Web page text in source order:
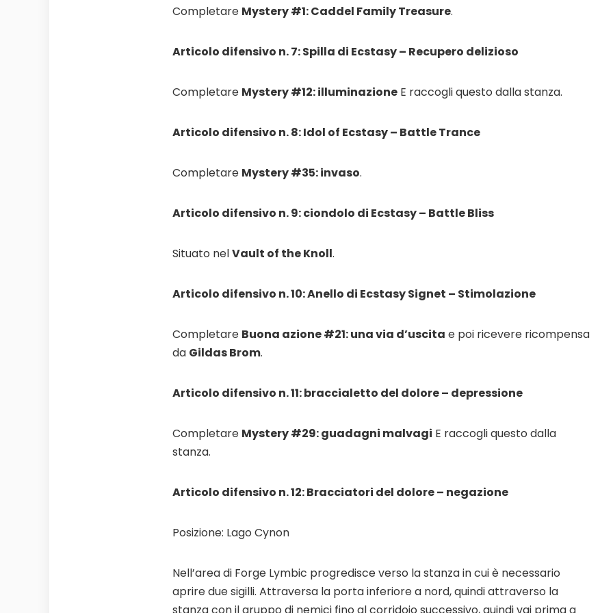
Completare Mystery #1: Caddel Family Treasure.
Articolo difensivo n. 7: Spilla di Ecstasy – Recupero delizioso
Completare Mystery #12: illuminazione E raccogli questo dalla stanza.
Articolo difensivo n. 8: Idol of Ecstasy – Battle Trance
Completare Mystery #35: invaso.
Articolo difensivo n. 9: ciondolo di Ecstasy – Battle Bliss
Situato nelVault of the Knoll.
Articolo difensivo n. 10: Anello di Ecstasy Signet – Stimolazione
Completare Buona azione #21: una via d’uscita e poi ricevere ricompensa
da Gildas Brom.
Articolo difensivo n. 11: braccialetto del dolore – depressione
Completare Mystery #29: guadagni malvagi E raccogli questo dalla
stanza.
Articolo difensivo n. 12: Bracciatori del dolore – negazione
Posizione: Lago Cynon
Nell’area di Forge Lymbic progredisce verso la stanza in cui è necessario
aprire due sigilli. Attraversa la porta inferiore a nord, quindi attraverso la